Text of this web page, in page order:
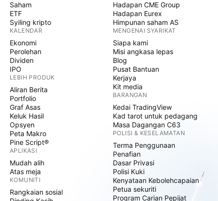
Saham
ETF
Syiling kripto
KALENDAR
Ekonomi
Perolehan
Dividen
IPO
LEBIH PRODUK
Aliran Berita
Portfolio
Graf Asas
Keluk Hasil
Opsyen
Peta Makro
Pine Script®
APLIKASI
Mudah alih
Atas meja
KOMUNITI
Rangkaian sosial
Hadapan CME Group
Hadapan Eurex
Himpunan saham AS
MENGENAI SYARIKAT
Siapa kami
Misi angkasa lepas
Blog
Pusat Bantuan
Kerjaya
Kit media
BARANGAN
Kedai TradingView
Kad tarot untuk pedagang
Masa Dagangan C63
POLISI & KESELAMATAN
Terma Penggunaan
Penafian
Dasar Privasi
Polisi Kuki
Kenyataan Kebolehcapaian
Petua sekuriti
Program Carian Pepijat